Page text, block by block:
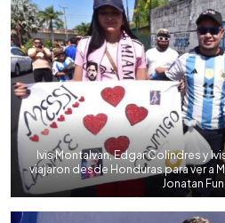
Ivis Montalvan, Edgar Colindres y
viajaron desde Honduras para ver a
Jonatan